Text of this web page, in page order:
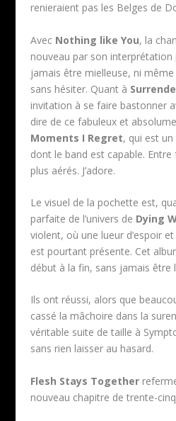
renieraient pas les Belges de
Avec Nothing like You, la
nouveau par son interprétation
jamais être mielleuse, ni
sans hésiter. Quant à
invitation à se faire bastonner
dire de ce fabuleux et
Moments I Regret, qui est
dont le band est capable.
plus aérés. J’adore.
Le visuel de la pochette est,
parfaite de l’univers de Dying
violent, où une lueur d’espoir
est pourtant présente. Cet
début à la fin, sans jamais être
Ils ont réussi, alors que
cassé la mâchoire dans la
véritable suite de taille à
sans rien laisser au hasard.
Flesh Stays Together
nouveau chapitre de trente-